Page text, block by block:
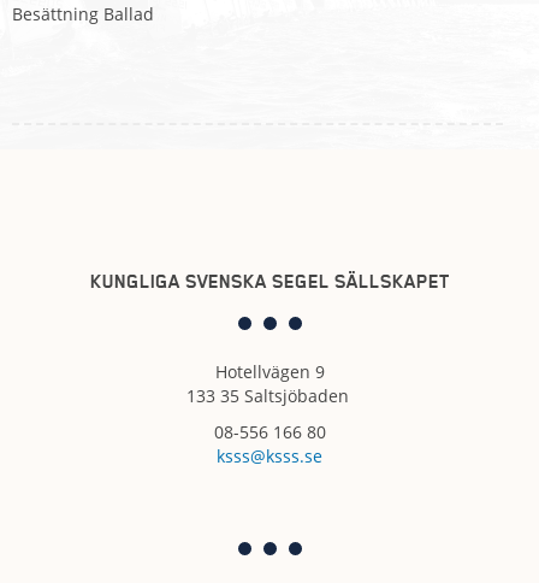
Besättning Ballad
KUNGLIGA SVENSKA SEGEL SÄLLSKAPET
Hotellvägen 9
133 35 Saltsjöbaden
08-556 166 80
ksss@ksss.se